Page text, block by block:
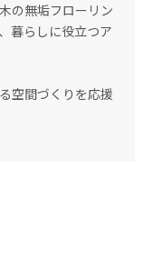
の無垢フローリン
暮らしに役立つア
空間づくりを応援